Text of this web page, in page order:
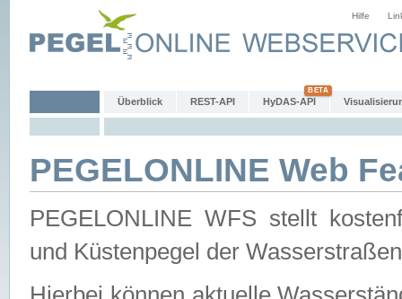
Hilfe
Überblick REST-API HyDAS-API
PEGELONLINE Web
PEGELONLINE WFS stellt
und Küstenpegel der